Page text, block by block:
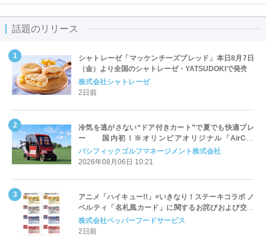
話題のリリース
シャトレーゼ「マッケンチーズブレッド」本日8月7日
（金）より全国のシャトレーゼ・YATSUDOKIで発売
株式会社シャトレーゼ
2日前
冷気を逃がさない“ドア付きカート”で夏でも快適プレ
ー 国内初！※オリンピアオリジナル「AirCon
Cart（エアコンカート）」導入 | ＰＧＭ
パシフィックゴルフマネージメント株式会社
2026年08月06日 10:21
アニメ「ハイキュー!!」×いきなり！ステーキコラボ ノ
ベルティ「名札風カード」に関するお詫びおよび交換
対応についてのご案内
株式会社ペッパーフードサービス
2日前